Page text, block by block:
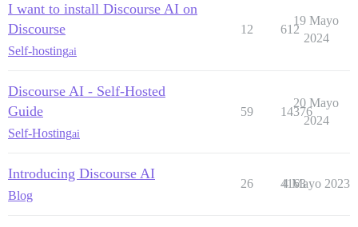
I want to install Discourse AI on
Discourse
Self-hostingai
12 612
19 Mayo
2024
Discourse AI - Self-Hosted
Guide
Self-Hostingai
59 14376
20 Mayo
2024
Introducing Discourse AI
Blog
26 4163
4 Mayo 2023